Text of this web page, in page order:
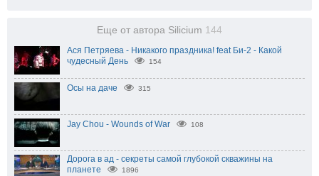
Еще от автора Silicium 144
Ася Петряева - Никакого праздника! feat Би-2 - Какой
чудесный День
154
Осы на даче 315
Jay Chou - Wounds of War 108
Дорога в ад - секреты самой глубокой скважины на
планете
1896